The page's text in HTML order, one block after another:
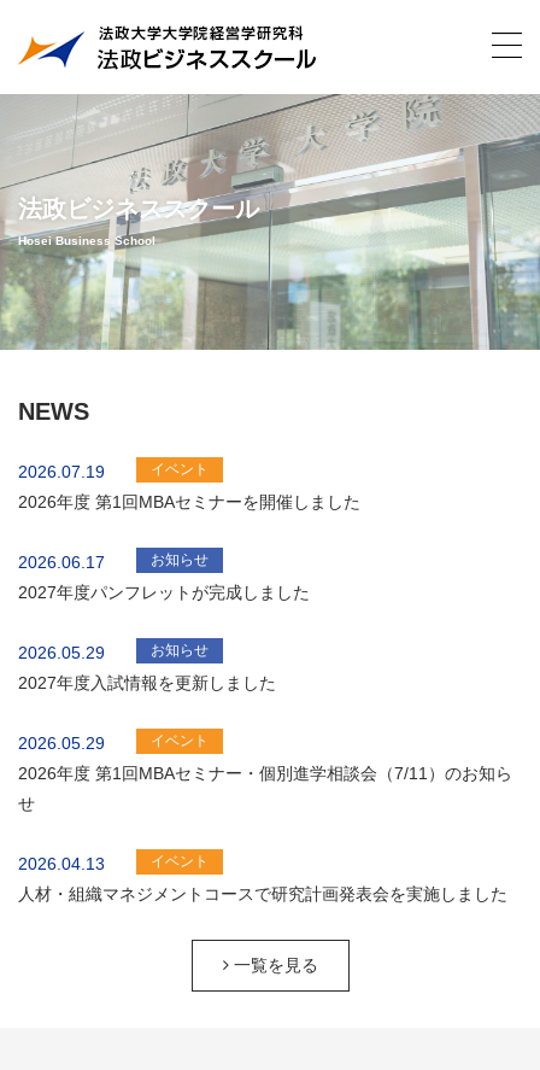
法政ビジネススクール
Hosei Business School
NEWS
2026.07.19 イベント
2026年度 第1回MBAセミナーを開催しました
2026.06.17 お知らせ
2027年度パンフレットが完成しました
2026.05.29 お知らせ
2027年度入試情報を更新しました
2026.05.29 イベント
2026年度 第1回MBAセミナー・個別進学相談会（7/11）のお知ら
せ
2026.04.13 イベント
人材・組織マネジメントコースで研究計画発表会を実施しました
一覧を見る